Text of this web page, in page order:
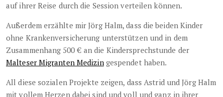
auf ihrer Reise durch die Session verteilen können.
Außerdem erzählte mir Jörg Halm, dass die beiden Kinder
ohne Krankenversicherung unterstützen und in dem
Zusammenhang 500 € an die Kindersprechstunde der
Malteser Migranten Medizingespendet haben.
All diese sozialen Projekte zeigen, dass Astrid und Jörg Halm
mit vollem Herzen dabei sind und voll und ganz in ihrer